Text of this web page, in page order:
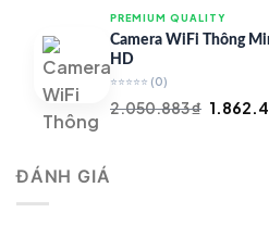
là:
PREMIUM QUALITY
Camera WiFi Thông
HD
⭐⭐⭐⭐⭐ (0)
2.050.883₫ Giá
ĐÁNH GIÁ